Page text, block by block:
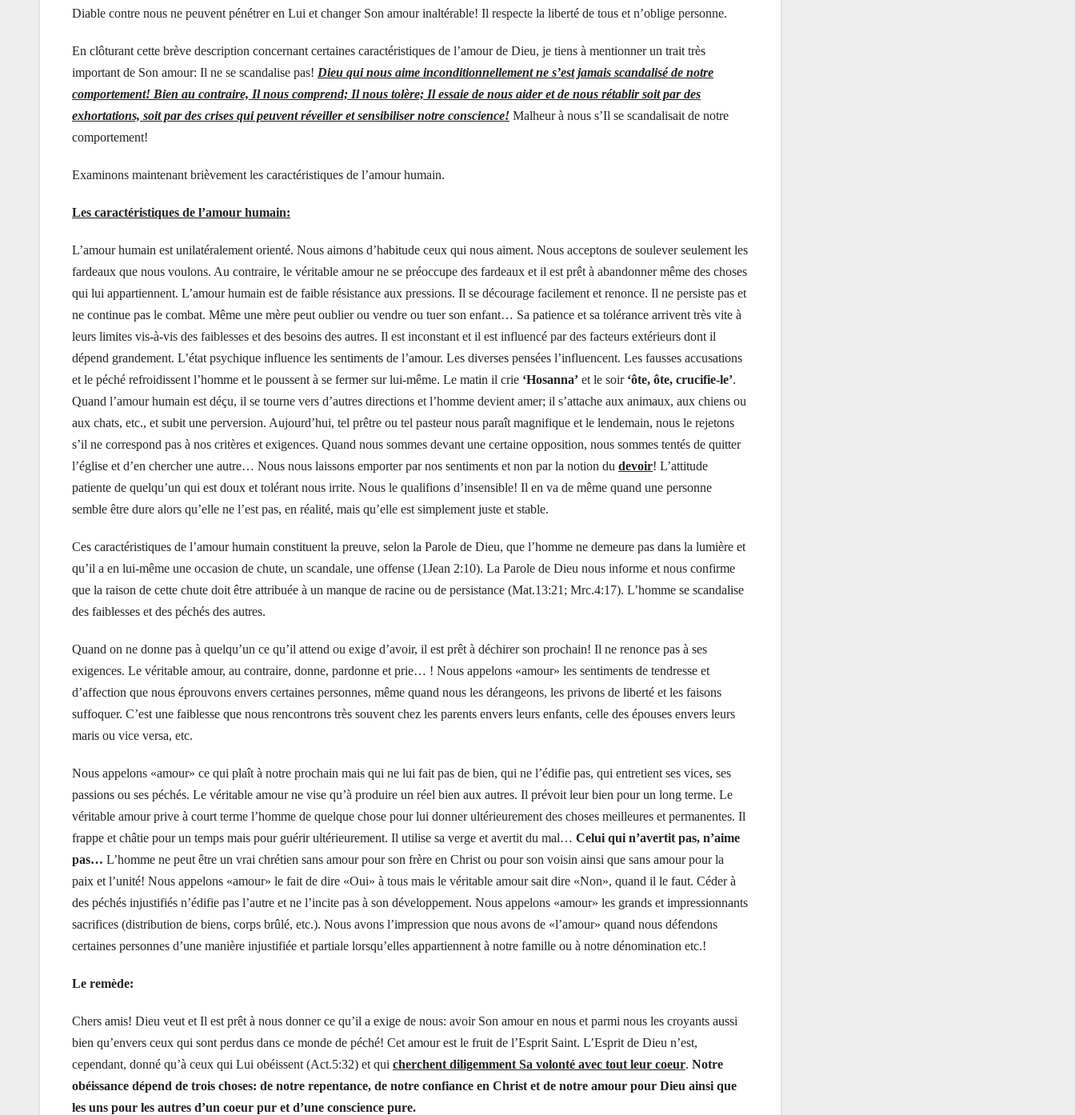
Diable contre nous ne peuvent pénétrer en Lui et changer Son amour inaltérable! Il respecte la liberté de tous et n’oblige personne.
En clôturant cette brève description concernant certaines caractéristiques de l’amour de Dieu, je tiens à mentionner un trait très
important de Son amour: Il ne se scandalise pas! Dieu qui nous aime inconditionnellement ne s’est jamais scandalisé de notre
comportement! Bien au contraire, Il nous comprend; Il nous tolère; Il essaie de nous aider et de nous rétablir soit par des
exhortations, soit par des crises qui peuvent réveiller et sensibiliser notre conscience! Malheur à nous s’Il se scandalisait de notre
comportement!
Examinons maintenant brièvement les caractéristiques de l’amour humain.
Les caractéristiques de l’amour humain:
L’amour humain est unilatéralement orienté. Nous aimons d’habitude ceux qui nous aiment. Nous acceptons de soulever seulement les
fardeaux que nous voulons. Au contraire, le véritable amour ne se préoccupe des fardeaux et il est prêt à abandonner même des choses
qui lui appartiennent. L’amour humain est de faible résistance aux pressions. Il se décourage facilement et renonce. Il ne persiste pas et
ne continue pas le combat. Même une mère peut oublier ou vendre ou tuer son enfant… Sa patience et sa tolérance arrivent très vite à
leurs limites vis-à-vis des faiblesses et des besoins des autres. Il est inconstant et il est influencé par des facteurs extérieurs dont il
dépend grandement. L’état psychique influence les sentiments de l’amour. Les diverses pensées l’influencent. Les fausses accusations
et le péché refroidissent l’homme et le poussent à se fermer sur lui-même. Le matin il crie ‘Hosanna’ et le soir ‘ôte, ôte, crucifie-le’.
Quand l’amour humain est déçu, il se tourne vers d’autres directions et l’homme devient amer; il s’attache aux animaux, aux chiens ou
aux chats, etc., et subit une perversion. Aujourd’hui, tel prêtre ou tel pasteur nous paraît magnifique et le lendemain, nous le rejetons
s’il ne correspond pas à nos critères et exigences. Quand nous sommes devant une certaine opposition, nous sommes tentés de quitter
l’église et d’en chercher une autre… Nous nous laissons emporter par nos sentiments et non par la notion du devoir! L’attitude
patiente de quelqu’un qui est doux et tolérant nous irrite. Nous le qualifions d’insensible! Il en va de même quand une personne
semble être dure alors qu’elle ne l’est pas, en réalité, mais qu’elle est simplement juste et stable.
Ces caractéristiques de l’amour humain constituent la preuve, selon la Parole de Dieu, que l’homme ne demeure pas dans la lumière et
qu’il a en lui-même une occasion de chute, un scandale, une offense (1Jean 2:10). La Parole de Dieu nous informe et nous confirme
que la raison de cette chute doit être attribuée à un manque de racine ou de persistance (Mat.13:21; Mrc.4:17). L’homme se scandalise
des faiblesses et des péchés des autres.
Quand on ne donne pas à quelqu’un ce qu’il attend ou exige d’avoir, il est prêt à déchirer son prochain! Il ne renonce pas à ses
exigences. Le véritable amour, au contraire, donne, pardonne et prie… ! Nous appelons «amour» les sentiments de tendresse et
d’affection que nous éprouvons envers certaines personnes, même quand nous les dérangeons, les privons de liberté et les faisons
suffoquer. C’est une faiblesse que nous rencontrons très souvent chez les parents envers leurs enfants, celle des épouses envers leurs
maris ou vice versa, etc.
Nous appelons «amour» ce qui plaît à notre prochain mais qui ne lui fait pas de bien, qui ne l’édifie pas, qui entretient ses vices, ses
passions ou ses péchés. Le véritable amour ne vise qu’à produire un réel bien aux autres. Il prévoit leur bien pour un long terme. Le
véritable amour prive à court terme l’homme de quelque chose pour lui donner ultérieurement des choses meilleures et permanentes. Il
frappe et châtie pour un temps mais pour guérir ultérieurement. Il utilise sa verge et avertit du mal… Celui qui n’avertit pas, n’aime
pas… L’homme ne peut être un vrai chrétien sans amour pour son frère en Christ ou pour son voisin ainsi que sans amour pour la
paix et l’unité! Nous appelons «amour» le fait de dire «Oui» à tous mais le véritable amour sait dire «Non», quand il le faut. Céder à
des péchés injustifiés n’édifie pas l’autre et ne l’incite pas à son développement. Nous appelons «amour» les grands et impressionnants
sacrifices (distribution de biens, corps brûlé, etc.). Nous avons l’impression que nous avons de «l’amour» quand nous défendons
certaines personnes d’une manière injustifiée et partiale lorsqu’elles appartiennent à notre famille ou à notre dénomination etc.!
Le remède:
Chers amis! Dieu veut et Il est prêt à nous donner ce qu’il a exige de nous: avoir Son amour en nous et parmi nous les croyants aussi
bien qu’envers ceux qui sont perdus dans ce monde de péché! Cet amour est le fruit de l’Esprit Saint. L’Esprit de Dieu n’est,
cependant, donné qu’à ceux qui Lui obéissent (Act.5:32) et qui cherchent diligemment Sa volonté avec tout leur coeur. Notre
obéissance dépend de trois choses: de notre repentance, de notre confiance en Christ et de notre amour pour Dieu ainsi que
les uns pour les autres d’un coeur pur et d’une conscience pure.